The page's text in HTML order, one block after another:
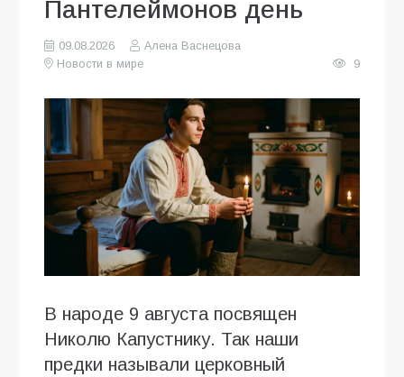
Пантелеймонов день
09.08.2026
Алена Васнецова
Новости в мире
9
В народе 9 августа посвящен
Николю Капустнику. Так наши
предки называли церковный